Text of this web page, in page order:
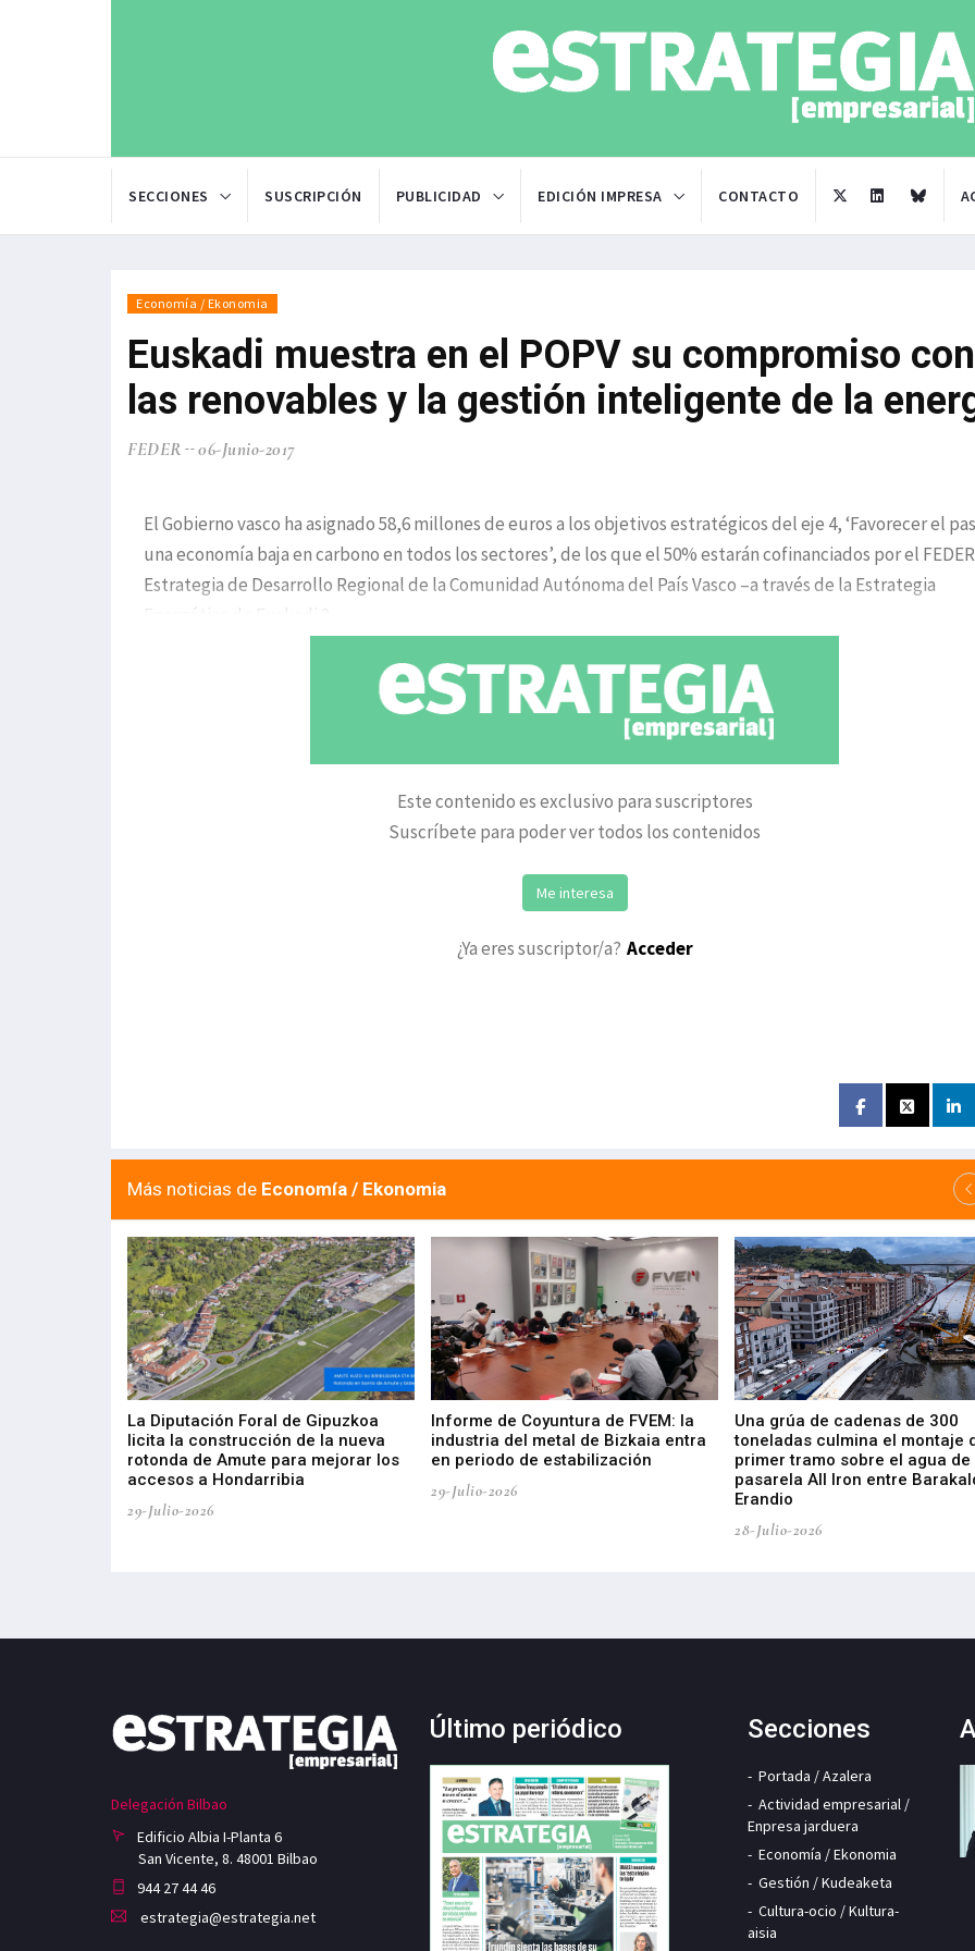
SECCIONES SUSCRIPCIÓN PUBLICIDAD EDICIÓN IMPRESA CONTACTO
Economía / Ekonomia
Euskadi muestra en el POPV su compromiso con
las renovables y la gestión inteligente de la
FEDER 06-Junio-2017
El Gobierno vasco ha asignado 58,6 millones de euros a los objetivos estratégicos del eje 4, ‘Favorecer el
una economía baja en carbono en todos los sectores’, de los que el 50% estarán cofinanciados por el
Estrategia de Desarrollo Regional de la Comunidad Autónoma del País Vasco –a través de la Estrategia
Energética de Euskadi 2
Este contenido es exclusivo para suscriptores
Suscríbete para poder ver todos los contenidos
Me interesa
¿Ya eres suscriptor/a? Acceder
Más noticias de Economía / Ekonomia
La Diputación Foral de Gipuzkoa
licita la construcción de la nueva
rotonda de Amute para mejorar los
accesos a Hondarribia
29-Julio-2026
Informe de Coyuntura de FVEM: la
industria del metal de Bizkaia entra
en periodo de estabilización
29-Julio-2026
Una grúa de cadenas de 300
toneladas culmina el montaje
primer tramo sobre el agua de
pasarela All Iron entre
Erandio
28-Julio-2026
Delegación Bilbao
Edificio Albia I-Planta 6
San Vicente, 8. 48001 Bilbao
944 27 44 46
estrategia@estrategia.net
Último periódico Secciones
Portada / Azalera
Actividad empresarial /
Enpresa jarduera
Economía / Ekonomia
Gestión / Kudeaketa
Cultura-ocio / Kultura-
aisia